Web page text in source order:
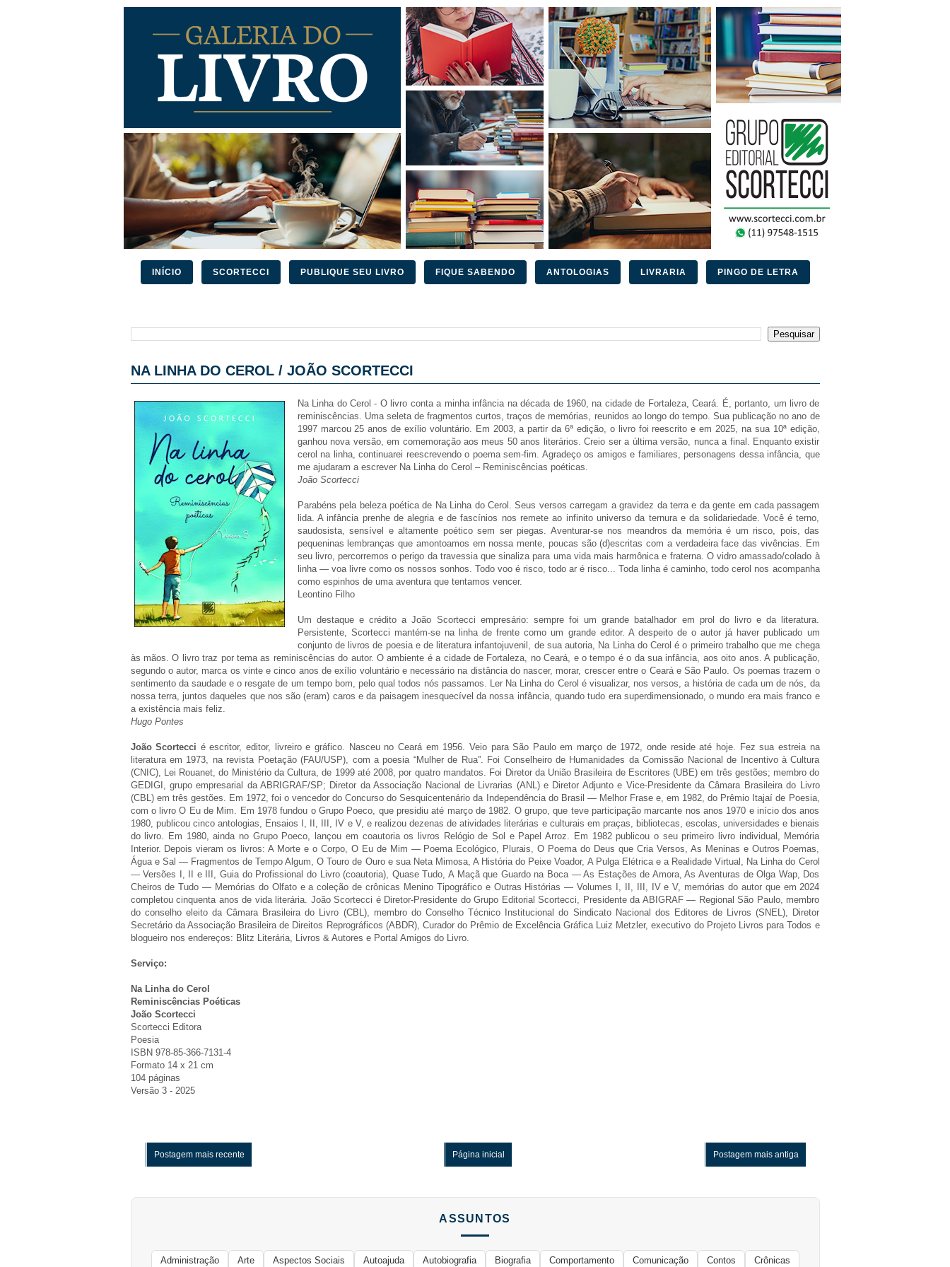
INÍCIO SCORTECCI PUBLIQUE SEU LIVRO FIQUE SABENDO ANTOLOGIAS LIVRARIA PINGO DE LETRA
NA LINHA DO CEROL / JOÃO SCORTECCI
Na Linha do Cerol - O livro conta a minha infância na década de 1960, na cidade de Fortaleza, Ceará. É, portanto, um livro de
reminiscências. Uma seleta de fragmentos curtos, traços de memórias, reunidos ao longo do tempo. Sua publicação no ano de
1997 marcou 25 anos de exílio voluntário. Em 2003, a partir da 6ª edição, o livro foi reescrito e em 2025, na sua 10ª edição,
ganhou nova versão, em comemoração aos meus 50 anos literários. Creio ser a última versão, nunca a final. Enquanto existir
cerol na linha, continuarei reescrevendo o poema sem-fim. Agradeço os amigos e familiares, personagens dessa infância, que
me ajudaram a escrever Na Linha do Cerol – Reminiscências poéticas.
João Scortecci
Parabéns pela beleza poética de Na Linha do Cerol. Seus versos carregam a gravidez da terra e da gente em cada passagem
lida. A infância prenhe de alegria e de fascínios nos remete ao infinito universo da ternura e da solidariedade. Você é terno,
saudosista, sensível e altamente poético sem ser piegas. Aventurar-se nos meandros da memória é um risco, pois, das
pequeninas lembranças que amontoamos em nossa mente, poucas são (d)escritas com a verdadeira face das vivências. Em
seu livro, percorremos o perigo da travessia que sinaliza para uma vida mais harmônica e fraterna. O vidro amassado/colado à
linha — voa livre como os nossos sonhos. Todo voo é risco, todo ar é risco... Toda linha é caminho, todo cerol nos acompanha
como espinhos de uma aventura que tentamos vencer.
Leontino Filho
Um destaque e crédito a João Scortecci empresário: sempre foi um grande batalhador em prol do livro e da literatura.
Persistente, Scortecci mantém-se na linha de frente como um grande editor. A despeito de o autor já haver publicado um
conjunto de livros de poesia e de literatura infantojuvenil, de sua autoria, Na Linha do Cerol é o primeiro trabalho que me chega
às mãos. O livro traz por tema as reminiscências do autor. O ambiente é a cidade de Fortaleza, no Ceará, e o tempo é o da sua infância, aos oito anos. A publicação,
segundo o autor, marca os vinte e cinco anos de exílio voluntário e necessário na distância do nascer, morar, crescer entre o Ceará e São Paulo. Os poemas trazem o
sentimento da saudade e o resgate de um tempo bom, pelo qual todos nós passamos. Ler Na Linha do Cerol é visualizar, nos versos, a história de cada um de nós, da
nossa terra, juntos daqueles que nos são (eram) caros e da paisagem inesquecível da nossa infância, quando tudo era superdimensionado, o mundo era mais franco e
a existência mais feliz.
Hugo Pontes
João Scortecci é escritor, editor, livreiro e gráfico. Nasceu no Ceará em 1956. Veio para São Paulo em março de 1972, onde reside até hoje. Fez sua estreia na
literatura em 1973, na revista Poetação (FAU/USP), com a poesia “Mulher de Rua”. Foi Conselheiro de Humanidades da Comissão Nacional de Incentivo à Cultura
(CNIC), Lei Rouanet, do Ministério da Cultura, de 1999 até 2008, por quatro mandatos. Foi Diretor da União Brasileira de Escritores (UBE) em três gestões; membro do
GEDIGI, grupo empresarial da ABRIGRAF/SP; Diretor da Associação Nacional de Livrarias (ANL) e Diretor Adjunto e Vice-Presidente da Câmara Brasileira do Livro
(CBL) em três gestões. Em 1972, foi o vencedor do Concurso do Sesquicentenário da Independência do Brasil — Melhor Frase e, em 1982, do Prêmio Itajaí de Poesia,
com o livro O Eu de Mim. Em 1978 fundou o Grupo Poeco, que presidiu até março de 1982. O grupo, que teve participação marcante nos anos 1970 e início dos anos
1980, publicou cinco antologias, Ensaios I, II, III, IV e V, e realizou dezenas de atividades literárias e culturais em praças, bibliotecas, escolas, universidades e bienais
do livro. Em 1980, ainda no Grupo Poeco, lançou em coautoria os livros Relógio de Sol e Papel Arroz. Em 1982 publicou o seu primeiro livro individual, Memória
Interior. Depois vieram os livros: A Morte e o Corpo, O Eu de Mim — Poema Ecológico, Plurais, O Poema do Deus que Cria Versos, As Meninas e Outros Poemas,
Água e Sal — Fragmentos de Tempo Algum, O Touro de Ouro e sua Neta Mimosa, A História do Peixe Voador, A Pulga Elétrica e a Realidade Virtual, Na Linha do Cerol
— Versões I, II e III, Guia do Profissional do Livro (coautoria), Quase Tudo, A Maçã que Guardo na Boca — As Estações de Amora, As Aventuras de Olga Wap, Dos
Cheiros de Tudo — Memórias do Olfato e a coleção de crônicas Menino Tipográfico e Outras Histórias — Volumes I, II, III, IV e V, memórias do autor que em 2024
completou cinquenta anos de vida literária. João Scortecci é Diretor-Presidente do Grupo Editorial Scortecci, Presidente da ABIGRAF — Regional São Paulo, membro
do conselho eleito da Câmara Brasileira do Livro (CBL), membro do Conselho Técnico Institucional do Sindicato Nacional dos Editores de Livros (SNEL), Diretor
Secretário da Associação Brasileira de Direitos Reprográficos (ABDR), Curador do Prêmio de Excelência Gráfica Luiz Metzler, executivo do Projeto Livros para Todos e
blogueiro nos endereços: Blitz Literária, Livros & Autores e Portal Amigos do Livro.
Serviço:
Na Linha do Cerol
Reminiscências Poéticas
João Scortecci
Scortecci Editora
Poesia
ISBN 978-85-366-7131-4
Formato 14 x 21 cm
104 páginas
Versão 3 - 2025
Postagem mais recente Postagem mais antiga
Página inicial
ASSUNTOS
Administração Arte Aspectos Sociais Autoajuda Autobiografia Biografia Comportamento Comunicação Contos Crônicas